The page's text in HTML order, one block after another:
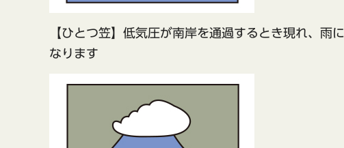
【ひとつ笠】低気圧が南岸を通過するとき現れ、雨に
なります